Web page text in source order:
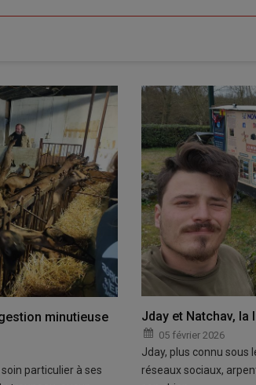
minutieuse
particulier à ses
Jday et Natchav, la
05 février 2026
Jday, plus connu sous
réseaux sociaux,